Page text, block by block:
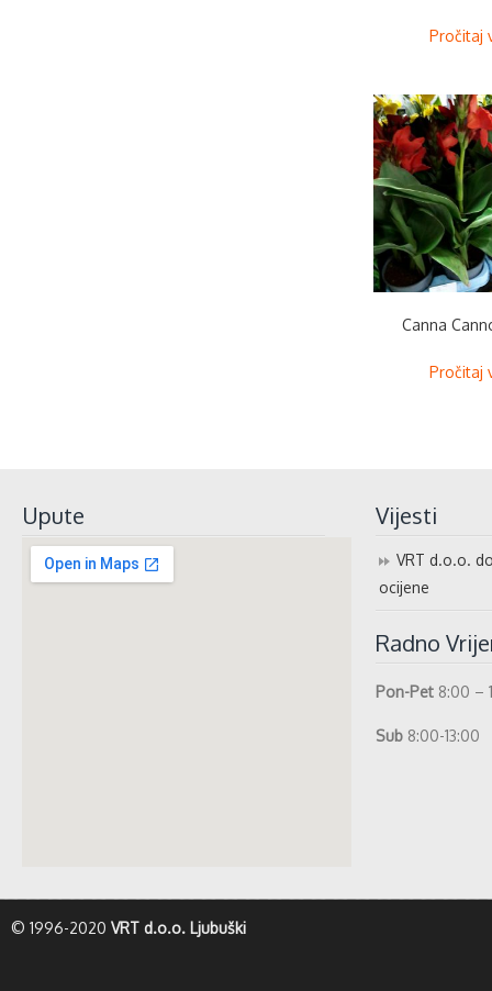
Pročitaj
Canna
Pročitaj
Upute Vijesti
VRT d.o.o.
ocijene
Radno
Pon-Pet 8:00 –
Sub 8:00-13:00
© 1996-2020 VRT d.o.o. Ljubuški